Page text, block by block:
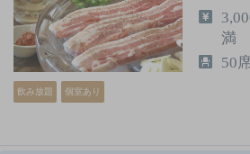
飲み放題 個室あり
満
50